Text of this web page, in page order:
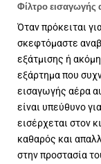
Φίλτρο εισαγωγής
Όταν πρόκειται
σκεφτόμαστε
εξάτμισης ή
εξάρτημα που
εισαγωγής αέρα
είναι υπεύθυνο
εισέρχεται στον
καθαρός και
στην προστασία